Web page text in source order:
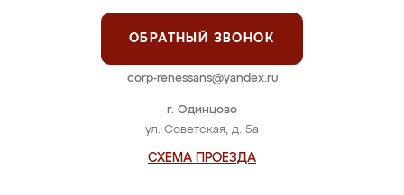
г. Одинцово
ул. Советская, д. 5а
СХЕМА ПРОЕЗДА
ОБРАТНЫЙ ЗВОНОК
corp-renessans@yandex.ru